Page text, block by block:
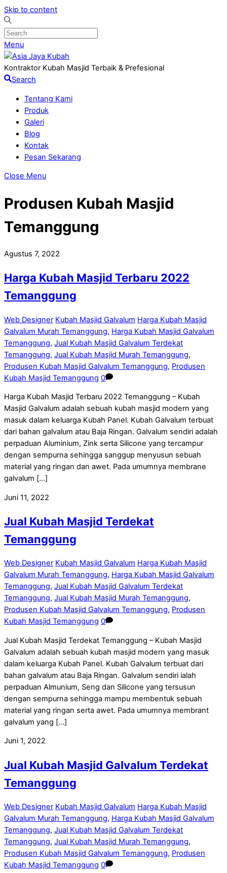
Skip to content
Menu
Kontraktor Kubah Masjid Terbaik & Prefesional
Search
Tentang Kami
Produk
Galeri
Blog
Kontak
Pesan Sekarang
Close Menu
Produsen Kubah Masjid
Temanggung
Agustus 7, 2022
Harga Kubah Masjid Terbaru 2022
Temanggung
Web Designer Kubah Masjid Galvalum Harga Kubah Masjid
Galvalum Murah Temanggung, Harga Kubah Masjid Galvalum
Temanggung, Jual Kubah Masjid Galvalum Terdekat
Temanggung, Jual Kubah Masjid Murah Temanggung,
Produsen Kubah Masjid Galvalum Temanggung, Produsen
Kubah Masjid Temanggung 0
Harga Kubah Masjid Terbaru 2022 Temanggung – Kubah
Masjid Galvalum adalah sebuah kubah masjid modern yang
masuk dalam keluarga Kubah Panel. Kubah Galvalum terbuat
dari bahan galvalum atau Baja Ringan. Galvalum sendiri adalah
perpaduan Aluminium, Zink serta Silicone yang tercampur
dengan sempurna sehingga sanggup menyusun sebuah
material yang ringan dan awet. Pada umumnya membrane
galvalum […]
Juni 11, 2022
Jual Kubah Masjid Terdekat
Temanggung
Web Designer Kubah Masjid Galvalum Harga Kubah Masjid
Galvalum Murah Temanggung, Harga Kubah Masjid Galvalum
Temanggung, Jual Kubah Masjid Galvalum Terdekat
Temanggung, Jual Kubah Masjid Murah Temanggung,
Produsen Kubah Masjid Galvalum Temanggung, Produsen
Kubah Masjid Temanggung 0
Jual Kubah Masjid Terdekat Temanggung – Kubah Masjid
Galvalum adalah sebuah kubah masjid modern yang masuk
dalam keluarga Kubah Panel. Kubah Galvalum terbuat dari
bahan galvalum atau Baja Ringan. Galvalum sendiri ialah
perpaduan Almunium, Seng dan Silicone yang tersusun
dengan sempurna sehingga mampu membentuk sebuah
material yang ringan serta awet. Pada umumnya membrant
galvalum yang […]
Juni 1, 2022
Jual Kubah Masjid Galvalum Terdekat
Temanggung
Web Designer Kubah Masjid Galvalum Harga Kubah Masjid
Galvalum Murah Temanggung, Harga Kubah Masjid Galvalum
Temanggung, Jual Kubah Masjid Galvalum Terdekat
Temanggung, Jual Kubah Masjid Murah Temanggung,
Produsen Kubah Masjid Galvalum Temanggung, Produsen
Kubah Masjid Temanggung 0